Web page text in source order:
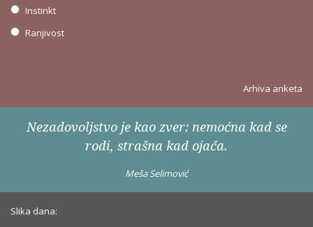
Instinkt
Ranjivost
Arhiva anketa
Nezadovoljstvo je kao zver: nemoćna kad se
rodi, strašna kad ojača.
Meša Selimović
Slika dana: